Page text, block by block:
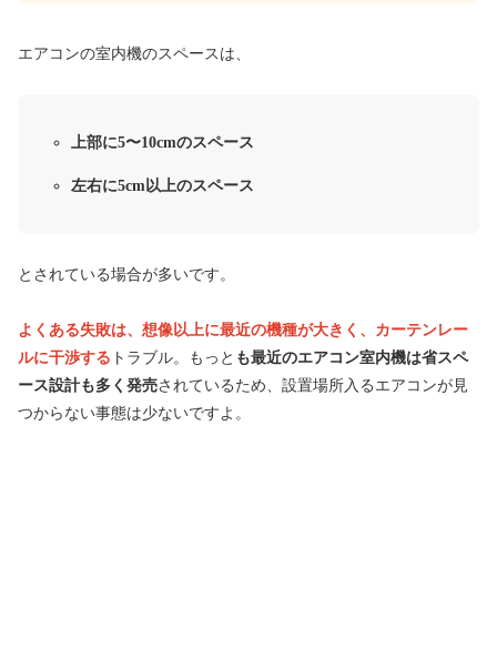
エアコンの室内機のスペースは、
上部に5〜10cmのスペース
左右に5cm以上のスペース
とされている場合が多いです。
よくある失敗は、想像以上に最近の機種が大きく、カーテンレー
ルに干渉する トラブル。もっと も最近のエアコン室内機は省スペ
ース設計も多く発売されているため、設置場所入るエアコンが見
つからない事態は少ないですよ。